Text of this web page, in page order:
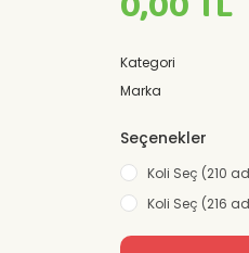
Kategori
Marka
Seçenekler
Koli Seç (210
Koli Seç (216